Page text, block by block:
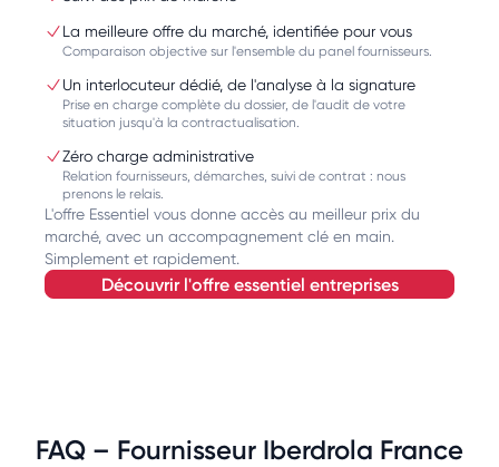
La meilleure offre du marché, identifiée pour vous
Comparaison objective sur l'ensemble du panel fournisseurs.
Un interlocuteur dédié, de l'analyse à la signature
Prise en charge complète du dossier, de l'audit de votre
situation jusqu'à la contractualisation.
Zéro charge administrative
Relation fournisseurs, démarches, suivi de contrat : nous
prenons le relais.
L'offre Essentiel vous donne accès au meilleur prix du
marché, avec un accompagnement clé en main.
Simplement et rapidement.
découvrir l'offre essentiel entreprises
FAQ – Fournisseur Iberdrola France